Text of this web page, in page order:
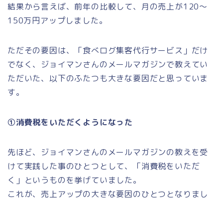
結果から言えば、前年の比較して、月の売上が120～
150万円アップしました。
ただその要因は、「食べログ集客代行サービス」だけ
でなく、ジョイマンさんのメールマガジンで教えてい
ただいた、以下のふたつも大きな要因だと思っていま
す。
①消費税をいただくようになった
先ほど、ジョイマンさんのメールマガジンの教えを受
けて実践した事のひとつとして、「消費税をいただ
く」というものを挙げていました。
これが、売上アップの大きな要因のひとつとなりまし